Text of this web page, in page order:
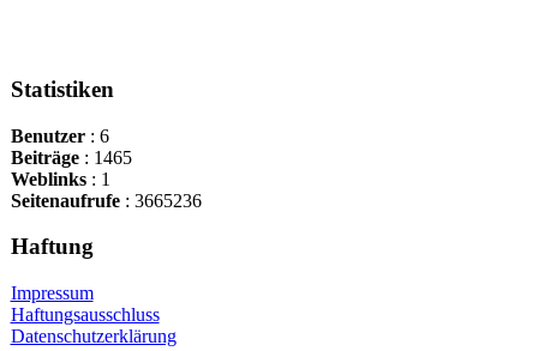
Statistiken
Benutzer: 6
Beiträge: 1465
Weblinks: 1
Seitenaufrufe: 3665236
Haftung
Impressum
Haftungsausschluss
Datenschutzerklärung